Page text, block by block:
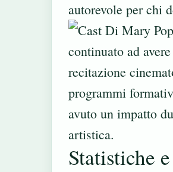
autorevole per chi
continuato ad
recitazione
programmi
avuto un impatto
artistica.
Statistiche